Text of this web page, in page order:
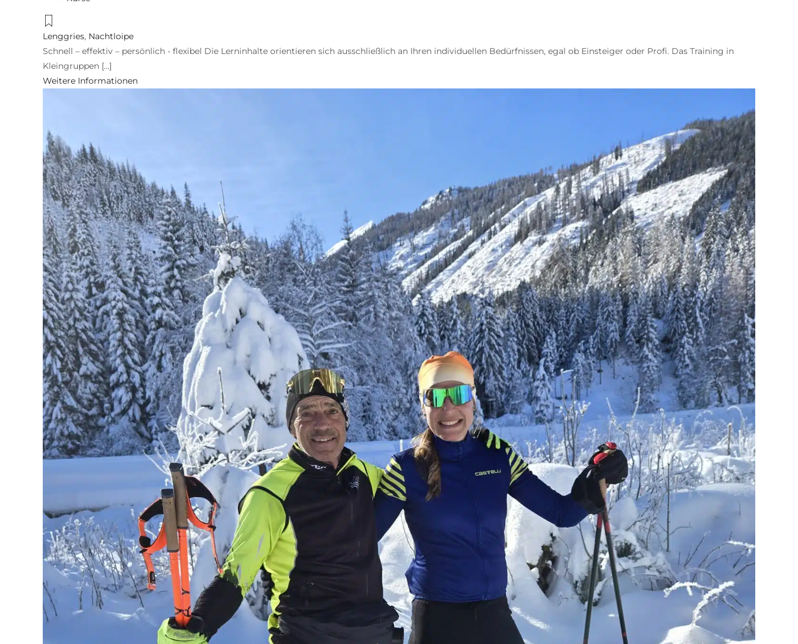
Lenggries, Nachtloipe
Schnell – effektiv – persönlich - flexibel Die Lerninhalte orientieren sich ausschließlich an Ihren individuellen Bedürfnissen, egal ob Einsteiger oder Profi. Das Training in
Kleingruppen [...]
Weitere Informationen